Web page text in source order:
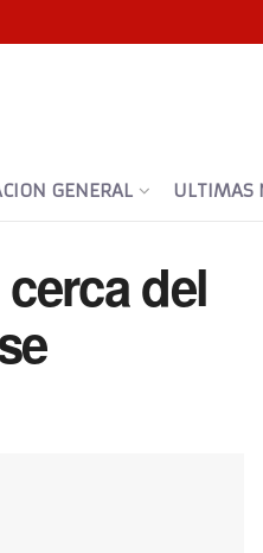
GENERAL ULTIMAS
del